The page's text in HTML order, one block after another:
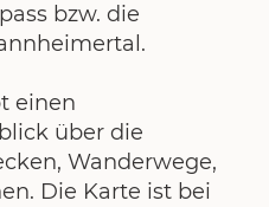
bzw. die
einen
über die
Wanderwege,
Die Karte ist bei